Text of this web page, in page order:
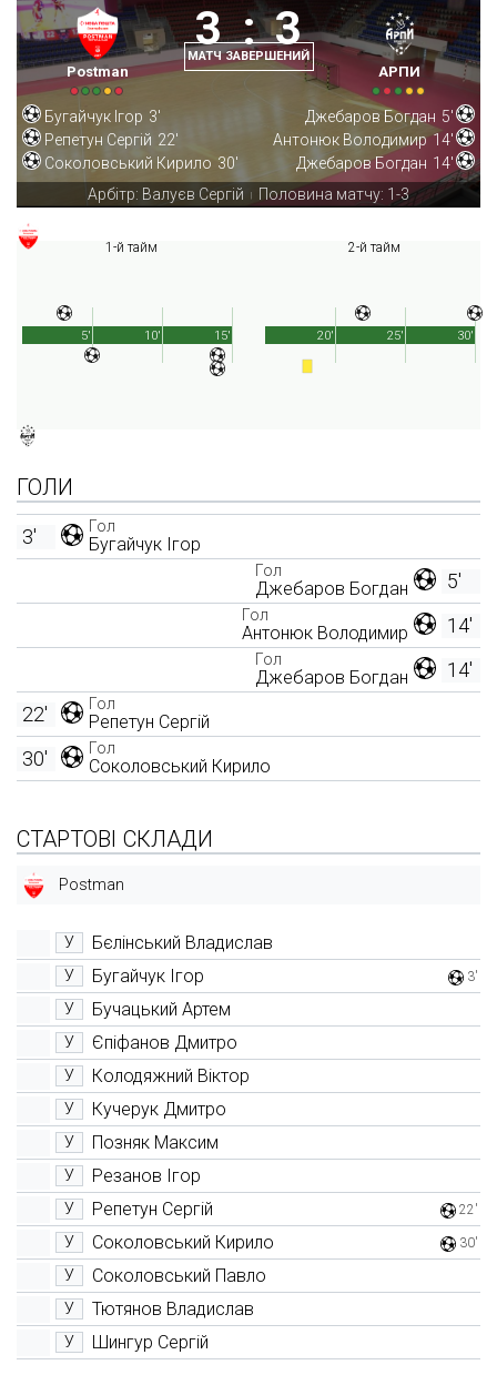
Postman
3 : 3
МАТЧ ЗАВЕРШЕНИЙ
АРПИ
Бугайчук Ігор 3'
Репетун Сергій 22'
Соколовський Кирило 30'
Джебаров Богдан 5'
Антонюк Володимир 14'
Джебаров Богдан 14'
Арбітр: Валуєв Сергій
| Половина матчу: 1-3
1-й тайм
15'
5' 10'
2-й тайм
30'
20' 25'
ГОЛИ
Гол
Бугайчук Ігор
3'
5'
Гол
Джебаров Богдан
14'
Гол
Антонюк Володимир
14'
Гол
Джебаров Богдан
Гол
Репетун Сергій
22'
Гол
Соколовський Кирило
30'
СТАРТОВІ СКЛАДИ
Postman
У Бєлінський Владислав
У Бугайчук Ігор 3'
У Бучацький Артем
У Єпіфанов Дмитро
У Колодяжний Віктор
У Кучерук Дмитро
У Позняк Максим
У Резанов Ігор
У Репетун Сергій 22'
У Соколовський Кирило 30'
У Соколовський Павло
У Тютянов Владислав
У Шингур Сергій